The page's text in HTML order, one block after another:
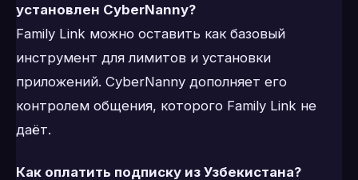
установлен CyberNanny?
Family Link можно оставить как базовый
инструмент для лимитов и установки
приложений. CyberNanny дополняет его
контролем общения, которого Family Link не
даёт.
Как оплатить подписку из Узбекистана?